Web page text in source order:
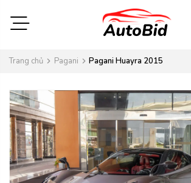
Trang chủ Pagani Pagani Huayra 2015